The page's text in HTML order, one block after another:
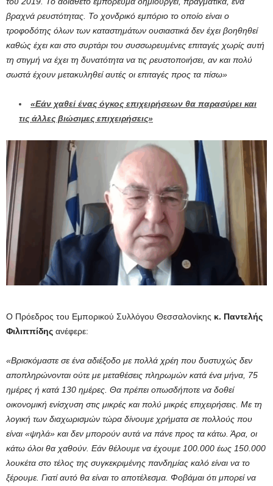
βραχνά ρευστότητας. Το χονδρικό εμπόριο το οποίο είναι ο
τροφοδότης όλων των καταστημάτων ουσιαστικά δεν έχει βοηθηθεί
καθώς έχει και στο συρτάρι του συσσωρευμένες επιταγές χωρίς αυτή
τη στιγμή να έχει τη δυνατότητα να τις ρευστοποιήσει, αν και πολύ
σωστά έχουν μετακυληθεί αυτές οι επιταγές προς τα πίσω»
«Εάν χαθεί ένας όγκος επιχειρήσεων θα παρασύρει και
τις άλλες βιώσιμες επιχειρήσεις»
Ο Πρόεδρος του Εμπορικού Συλλόγου Θεσσαλονίκης κ. Παντελής
Φιλιππίδης ανέφερε:
«Βρισκόμαστε σε ένα αδιέξοδο με πολλά χρέη που δυστυχώς δεν
αποπληρώνονται ούτε με μεταθέσεις πληρωμών κατά ένα μήνα, 75
ημέρες ή κατά 130 ημέρες. Θα πρέπει οπωσδήποτε να δοθεί
οικονομική ενίσχυση στις μικρές και πολύ μικρές επιχειρήσεις. Με τη
λογική των διαχωρισμών τώρα δίνουμε χρήματα σε πολλούς που
είναι «ψηλά» και δεν μπορούν αυτά να πάνε προς τα κάτω. Άρα, οι
κάτω όλοι θα χαθούν. Εάν θέλουμε να έχουμε 100.000 έως 150.000
λουκέτα στο τέλος της συγκεκριμένης πανδημίας καλό είναι να το
ξέρουμε. Γιατί αυτό θα είναι το αποτέλεσμα. Φοβάμαι ότι μπορεί να